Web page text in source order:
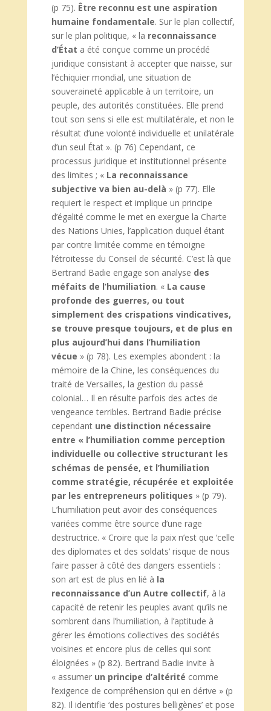
(p 75). Être reconnu est une aspiration
humaine fondamentale. Sur le plan collectif,
sur le plan politique, « la reconnaissance
d’État a été conçue comme un procédé
juridique consistant à accepter que naisse, sur
l’échiquier mondial, une situation de
souveraineté applicable à un territoire, un
peuple, des autorités constituées. Elle prend
tout son sens si elle est multilatérale, et non le
résultat d’une volonté individuelle et unilatérale
d’un seul État ». (p 76) Cependant, ce
processus juridique et institutionnel présente
des limites ; « La reconnaissance
subjective va bien au-delà » (p 77). Elle
requiert le respect et implique un principe
d’égalité comme le met en exergue la Charte
des Nations Unies, l’application duquel étant
par contre limitée comme en témoigne
l’étroitesse du Conseil de sécurité. C’est là que
Bertrand Badie engage son analyse des
méfaits de l’humiliation. « La cause
profonde des guerres, ou tout
simplement des crispations vindicatives,
se trouve presque toujours, et de plus en
plus aujourd’hui dans l’humiliation
vécue » (p 78). Les exemples abondent : la
mémoire de la Chine, les conséquences du
traité de Versailles, la gestion du passé
colonial… Il en résulte parfois des actes de
vengeance terribles. Bertrand Badie précise
cependant une distinction nécessaire
entre « l’humiliation comme perception
individuelle ou collective structurant les
schémas de pensée, et l’humiliation
comme stratégie, récupérée et exploitée
par les entrepreneurs politiques » (p 79).
L’humiliation peut avoir des conséquences
variées comme être source d’une rage
destructrice. « Croire que la paix n’est que ‘celle
des diplomates et des soldats’ risque de nous
faire passer à côté des dangers essentiels :
son art est de plus en lié à la
reconnaissance d’un Autre collectif, à la
capacité de retenir les peuples avant qu’ils ne
sombrent dans l’humiliation, à l’aptitude à
gérer les émotions collectives des sociétés
voisines et encore plus de celles qui sont
éloignées » (p 82). Bertrand Badie invite à
« assumer un principe d’altérité comme
l’exigence de compréhension qui en dérive » (p
82). Il identifie ‘des postures belligènes’ et pose